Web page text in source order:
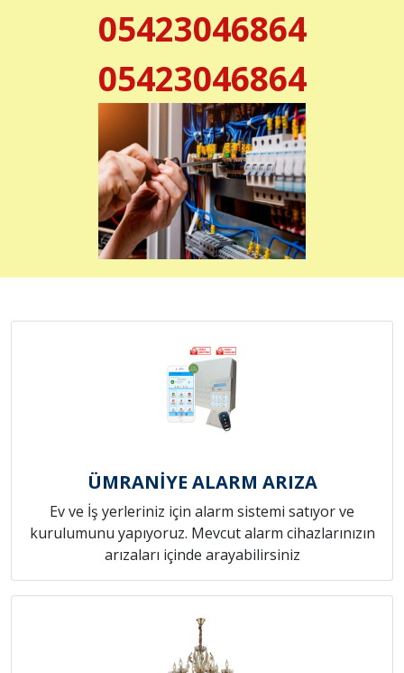
05423046864
05423046864
ÜMRANİYE ALARM ARIZA
Ev ve İş yerleriniz için alarm sistemi satıyor ve
kurulumunu yapıyoruz. Mevcut alarm cihazlarınızın
arızaları içinde arayabilirsiniz